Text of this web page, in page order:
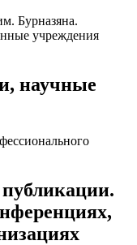
Бурназяна.
учреждения
научные